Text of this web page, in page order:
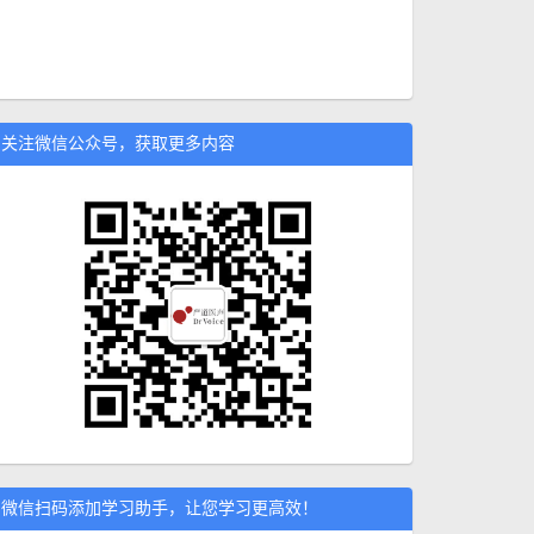
关注微信公众号，获取更多内容
微信扫码添加学习助手，让您学习更高效！